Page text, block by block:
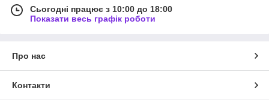
Сьогодні працює з 10:00 до 18:00
Показати весь графік роботи
Про нас
Контакти